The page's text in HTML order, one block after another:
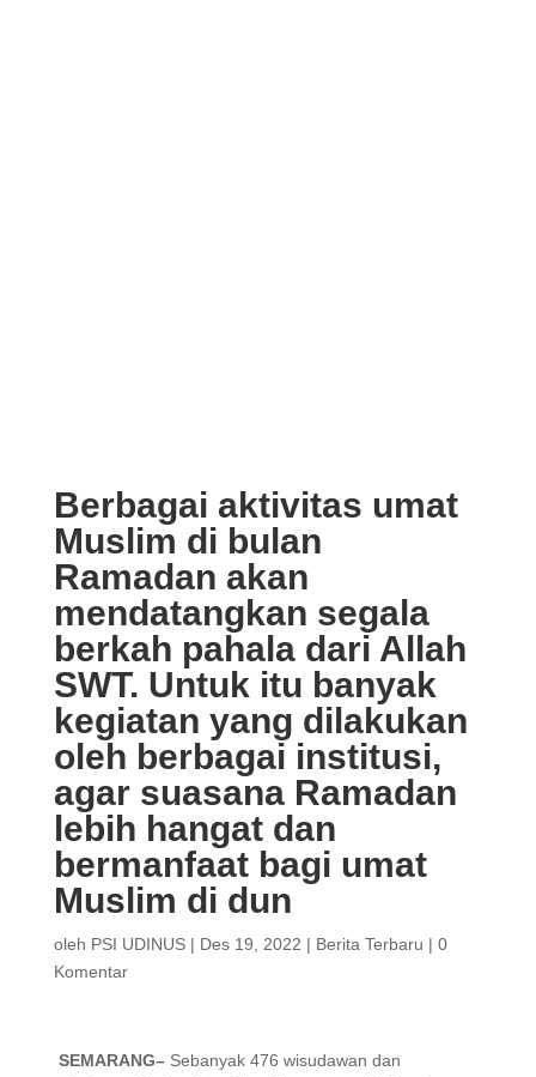
Berbagai aktivitas umat
Muslim di bulan
Ramadan akan
mendatangkan segala
berkah pahala dari Allah
SWT. Untuk itu banyak
kegiatan yang dilakukan
oleh berbagai institusi,
agar suasana Ramadan
lebih hangat dan
bermanfaat bagi umat
Muslim di dun
oleh PSI UDINUS| Des 19, 2022 | Berita Terbaru | 0
Komentar
SEMARANG–Sebanyak 476 wisudawan dan